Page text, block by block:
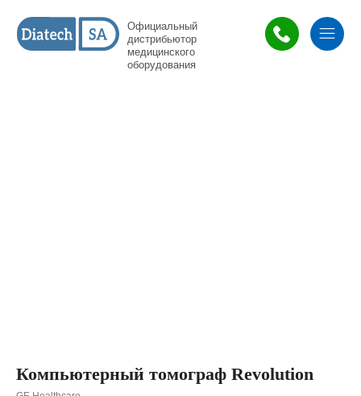
Официальный
дистрибьютор
медицинского
оборудования
Компьютерный томограф Revolution